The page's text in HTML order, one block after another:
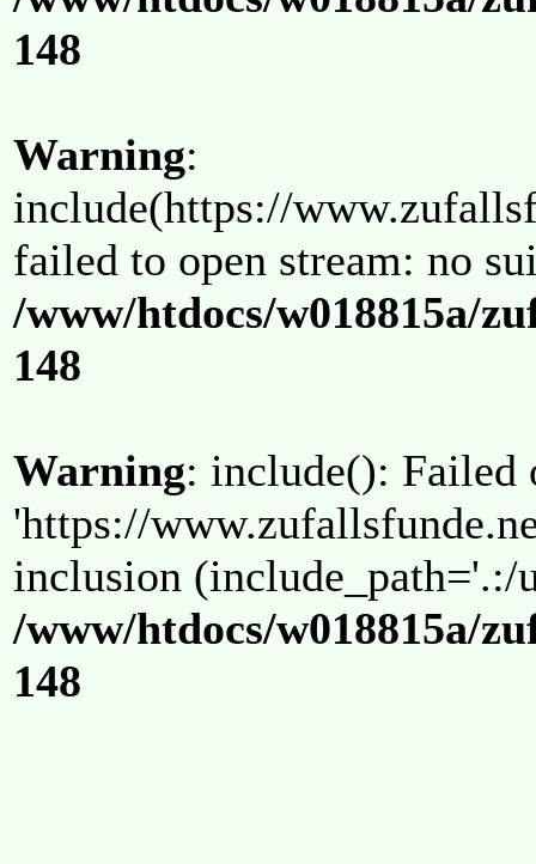
148
Warning:
include(https://
failed to open stream: no
/www/htdocs/w018815a/
148
Warning: include(): Failed
'https://
inclusion (include_path='.:/
/www/htdocs/w018815a/
148